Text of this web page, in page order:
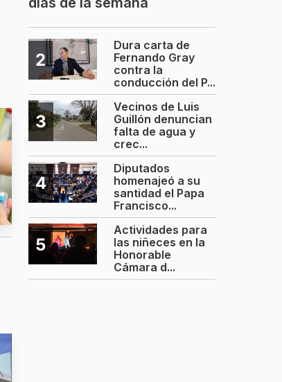
2
Dura carta de
Fernando Gray
contra la
conducción del P...
3
Vecinos de Luis
Guillón denuncian
falta de agua y
crec...
4
Diputados
homenajeó a su
santidad el Papa
Francisco...
5
Actividades para
las niñeces en la
Honorable
Cámara d...